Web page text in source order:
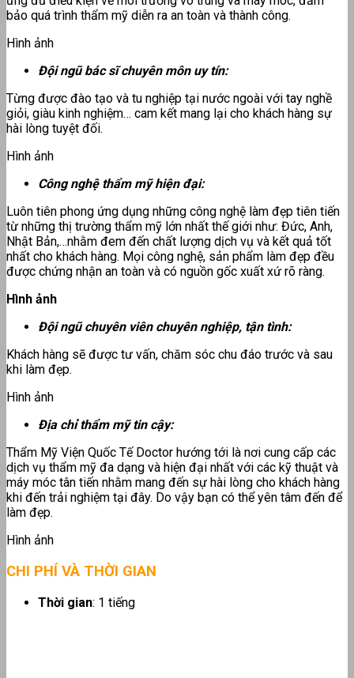
bảo quá trình thẩm mỹ diễn ra an toàn và thành công.
Hình ảnh
Đội ngũ bác sĩ chuyên môn uy tín:
Từng được đào tạo và tu nghiệp tại nước ngoài với tay nghề
giỏi, giàu kinh nghiệm… cam kết mang lại cho khách hàng sự
hài lòng tuyệt đối.
Hình ảnh
Công nghệ thẩm mỹ hiện đại:
Luôn tiên phong ứng dụng những công nghệ làm đẹp tiên tiến
từ những thị trường thẩm mỹ lớn nhất thế giới như: Đức, Anh,
Nhật Bản,…nhằm đem đến chất lượng dịch vụ và kết quả tốt
nhất cho khách hàng. Mọi công nghệ, sản phẩm làm đẹp đều
được chứng nhận an toàn và có nguồn gốc xuất xứ rõ ràng.
Hình ảnh
Đội ngũ chuyên viên chuyên nghiệp, tận tình:
Khách hàng sẽ được tư vấn, chăm sóc chu đáo trước và sau
khi làm đẹp.
Hình ảnh
Địa chỉ thẩm mỹ tin cậy:
Thẩm Mỹ Viện Quốc Tế Doctor hướng tới là nơi cung cấp các
dịch vụ thẩm mỹ đa dạng và hiện đại nhất với các kỹ thuật và
máy móc tân tiến nhằm mang đến sự hài lòng cho khách hàng
khi đến trải nghiệm tại đây. Do vậy bạn có thể yên tâm đến để
làm đẹp.
Hình ảnh
CHI PHÍ VÀ THỜI GIAN
Thời gian: 1 tiếng